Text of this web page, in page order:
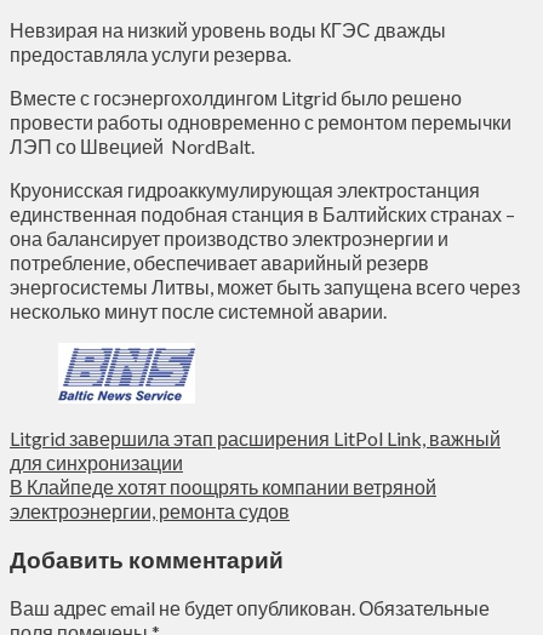
Невзирая на низкий уровень воды КГЭС дважды
предоставляла услуги резерва.
Вместе с госэнергохолдингом Litgrid было решено
провести работы одновременно с ремонтом перемычки
ЛЭП со Швецией NordBalt.
Круонисская гидроаккумулирующая электростанция
единственная подобная станция в Балтийских странах –
она балансирует производство электроэнергии и
потребление, обеспечивает аварийный резерв
энергосистемы Литвы, может быть запущена всего через
несколько минут после системной аварии.
Litgrid завершила этап расширения LitPol Link, важный
для синхронизации
В Клайпеде хотят поощрять компании ветряной
электроэнергии, ремонта судов
Добавить комментарий
Ваш адрес email не будет опубликован.Обязательные